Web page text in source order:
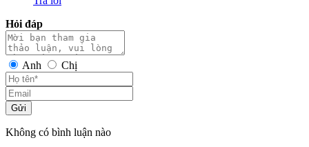
Hỏi đáp
Anh Chị
Gửi
Không có bình luận nào